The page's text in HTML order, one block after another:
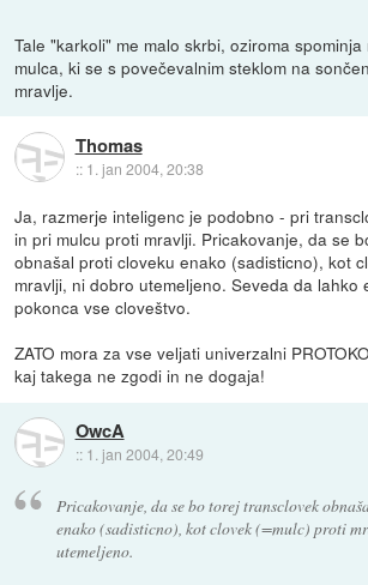
Tale "karkoli" me malo skrbi, oziroma
mulca, ki se s povečevalnim steklom na
mravlje.
Thomas
:: 1. jan 2004, 20:38
Ja, razmerje inteligenc je podobno - pri
in pri mulcu proti mravlji. Pricakovanje, da se
obnašal proti cloveku enako (sadisticno), kot
mravlji, ni dobro utemeljeno. Seveda da lahko
pokonca vse cloveštvo.
ZATO mora za vse veljati univerzalni
kaj takega ne zgodi in ne dogaja!
OwcA
:: 1. jan 2004, 20:49
Pricakovanje, da se bo torej transclovek
enako (sadisticno), kot clovek (=mulc) proti
utemeljeno.